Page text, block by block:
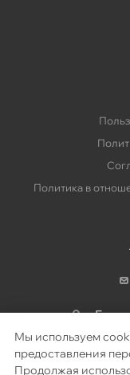
Мы используем
предоставления
Продолжая
Политика в